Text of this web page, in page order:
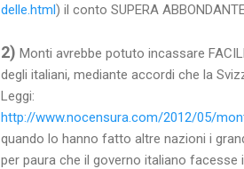
delle.html) il conto SUPERA
2) Monti avrebbe potuto incassare
degli italiani, mediante accordi che la
Leggi:
http://www.nocensura.com/2012/05/
quando lo hanno fatto altre nazioni i
per paura che il governo italiano facesse